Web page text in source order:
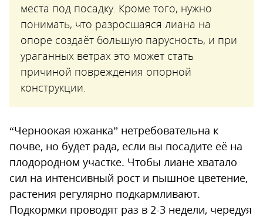
места под посадку. Кроме того, нужно
понимать, что разросшаяся лиана на
опоре создаёт большую парусность, и при
ураганных ветрах это может стать
причиной повреждения опорной
конструкции.
“Черноокая южанка” нетребовательна к
почве, но будет рада, если вы посадите её на
плодородном участке. Чтобы лиане хватало
сил на интенсивный рост и пышное цветение,
растения регулярно подкармливают.
Подкормки проводят раз в 2-3 недели, чередуя